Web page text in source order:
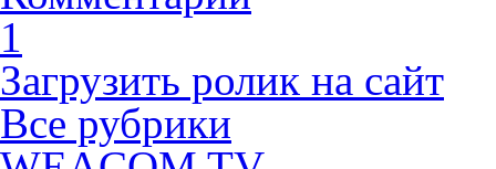
1
Загрузить ролик на сайт
Все рубрики